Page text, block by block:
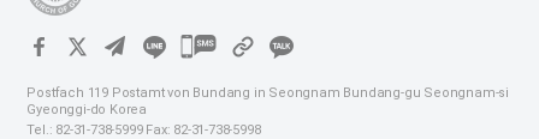
카
오
Postfach 119 Postamt von Bundang in Seongnam Bundang-gu Seongnam-si
Gyeonggi-do Korea
Tel.: 82-31-738-5999 Fax: 82-31-738-5998